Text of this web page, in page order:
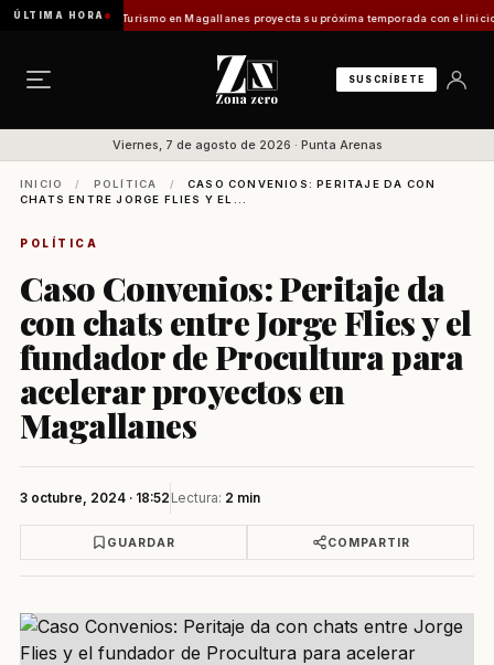
ÚLTIMA HORA
Vladilo] Turismo en Magallanes proyecta su próxima temporada con el inicio de
SUSCRÍBETE
Viernes, 7 de agosto de 2026 · Punta Arenas
INICIO / POLÍTICA /
CASO CONVENIOS: PERITAJE DA CON
CHATS ENTRE JORGE FLIES Y EL...
POLÍTICA
Caso Convenios: Peritaje da
con chats entre Jorge Flies y el
fundador de Procultura para
acelerar proyectos en
Magallanes
3 octubre, 2024 · 18:52 Lectura: 2 min
GUARDAR COMPARTIR